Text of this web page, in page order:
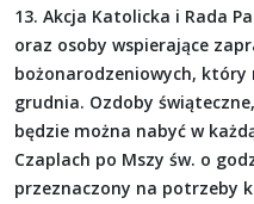
13. Akcja Katolicka i Rada
oraz osoby wspierające
bożonarodzeniowych, który
grudnia. Ozdoby
będzie można nabyć w
Czaplach po Mszy św. o
przeznaczony na potrzeby